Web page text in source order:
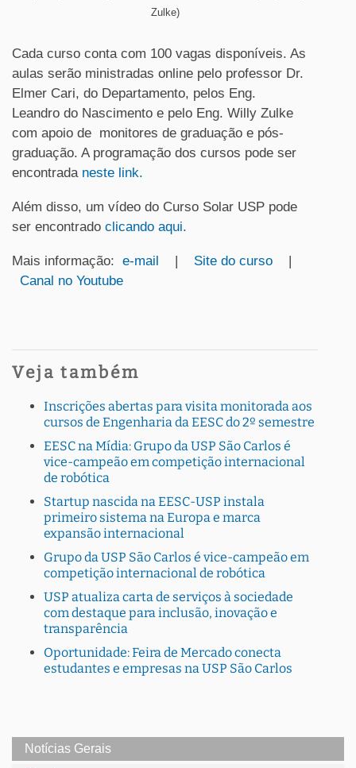
Zulke)
Cada curso conta com 100 vagas disponíveis. As
aulas serão ministradas online pelo professor Dr.
Elmer Cari, do Departamento, pelos Eng.
Leandro do Nascimento e pelo Eng. Willy Zulke
com apoio de monitores de graduação e pós-
graduação. A programação dos cursos pode ser
encontrada neste link.
Além disso, um vídeo do Curso Solar USP pode
ser encontrado clicando aqui.
Mais informação: e-mail | Site do curso |
Canal no Youtube
Veja também
Inscrições abertas para visita monitorada aos
cursos de Engenharia da EESC do 2º semestre
EESC na Mídia: Grupo da USP São Carlos é
vice-campeão em competição internacional
de robótica
Startup nascida na EESC-USP instala
primeiro sistema na Europa e marca
expansão internacional
Grupo da USP São Carlos é vice-campeão em
competição internacional de robótica
USP atualiza carta de serviços à sociedade
com destaque para inclusão, inovação e
transparência
Oportunidade: Feira de Mercado conecta
estudantes e empresas na USP São Carlos
Notícias Gerais